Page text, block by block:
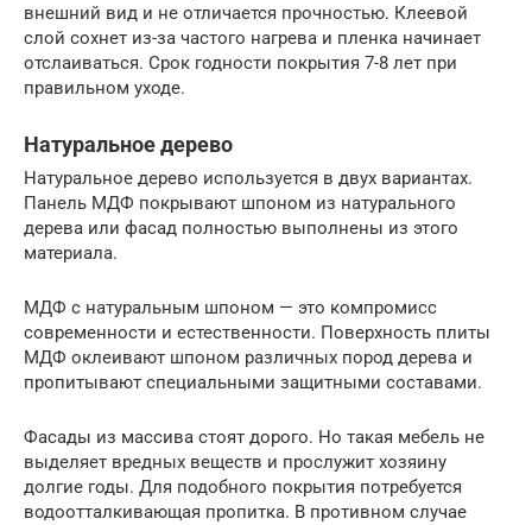
внешний вид и не отличается прочностью. Клеевой
слой сохнет из-за частого нагрева и пленка начинает
отслаиваться. Срок годности покрытия 7-8 лет при
правильном уходе.
Натуральное дерево
Натуральное дерево используется в двух вариантах.
Панель МДФ покрывают шпоном из натурального
дерева или фасад полностью выполнены из этого
материала.
МДФ с натуральным шпоном — это компромисс
современности и естественности. Поверхность плиты
МДФ оклеивают шпоном различных пород дерева и
пропитывают специальными защитными составами.
Фасады из массива стоят дорого. Но такая мебель не
выделяет вредных веществ и прослужит хозяину
долгие годы. Для подобного покрытия потребуется
водоотталкивающая пропитка. В противном случае